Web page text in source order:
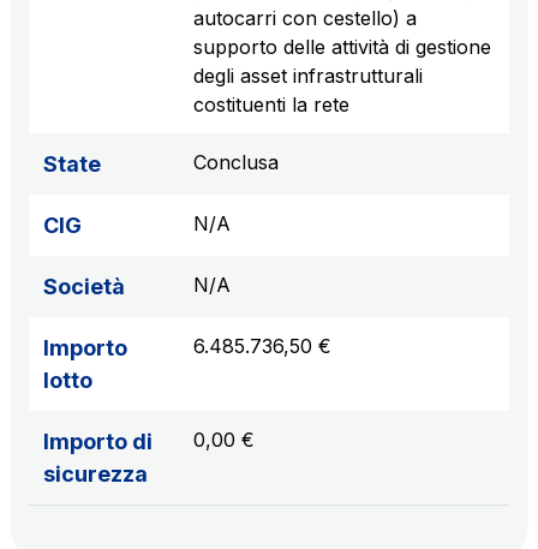
autocarri con cestello) a
supporto delle attività di gestione
degli asset infrastrutturali
costituenti la rete
State Conclusa
CIG N/A
Società N/A
Importo
lotto
6.485.736,50 €
Importo di
sicurezza
0,00 €